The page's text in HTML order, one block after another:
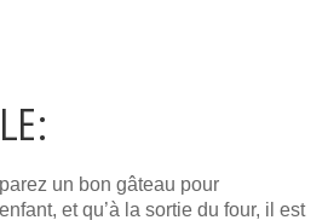
un bon gâteau pour
et qu’à la sortie du four, il est